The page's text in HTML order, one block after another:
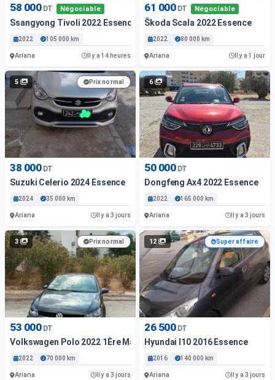
58 000 DT Négociable
Ssangyong Tivoli 2022 Essence
2022 105 000 km
Ariana Il y a 14 heures
61 000 DT Négociable
Škoda Scala 2022 Essence
2022 80 000 km
Ariana Il y a 1 jour
5 Prix normal
38 000 DT
Suzuki Celerio 2024 Essence
2024 35 000 km
Ariana Il y a 3 jours
6
50 000 DT
Dongfeng Ax4 2022 Essence
2022 165 000 km
Ariana Il y a 3 jours
3 Prix normal
53 000 DT
Volkswagen Polo 2022 1Ère Main
2022 70 000 km
Ariana Il y a 3 jours
12 Super affaire
26 500 DT
Hyundai I10 2016 Essence
2016 140 000 km
Ariana Il y a 3 jours